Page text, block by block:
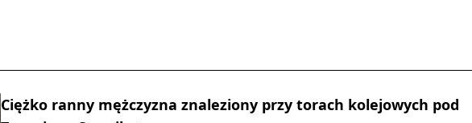
Ciężko ranny mężczyzna znaleziony przy torach kolejowych pod